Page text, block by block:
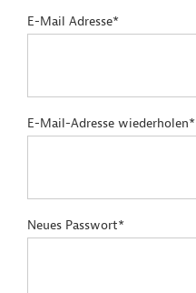
E-Mail Adresse*
E-Mail-Adresse wiederholen*
Neues Passwort*